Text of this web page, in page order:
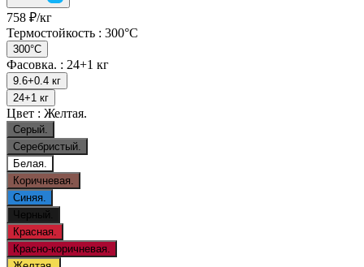
758 ₽/кг
Термостойкость : 300°C
300°C
Фасовка. : 24+1 кг
9.6+0.4 кг
24+1 кг
Цвет : Желтая.
Серый.
Серебристый.
Белая.
Коричневая.
Синяя.
Черный.
Красная.
Красно-коричневая.